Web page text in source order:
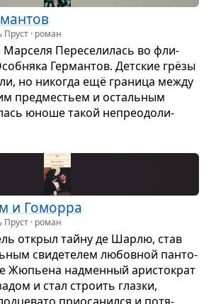
· роман
Мар­селя Пере­се­ли­лась во фли­
Гер­ман­тов. Дет­ские грёзы
но нико­гда ещё гра­ница между
пред­ме­стьем и осталь­ным
юноше такой непре­одо­ли­
и Гоморра
· роман
открыл тайну де Шарлю, став
сви­де­те­лем любов­ной пан­то­
Жюпьена над­мен­ный ари­сто­крат
и стал стро­ить глазки,
при­о­са­нился и потя­